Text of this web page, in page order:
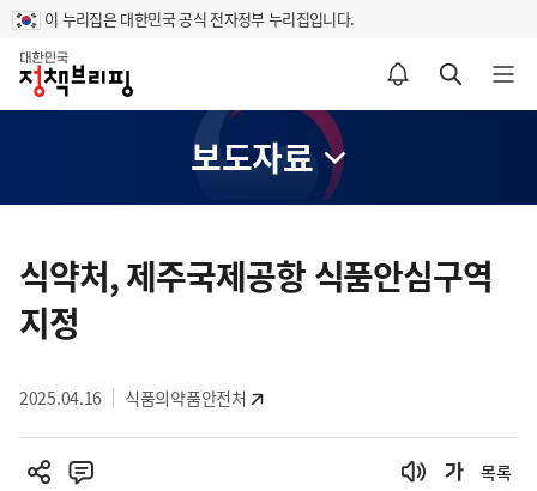
이 누리집은 대한민국 공식 전자정부 누리집입니다.
홈
알림설정 바로가기 검색 바로가기 메뉴 열기
보도자료
츠
영
식약처, 제주국제공항 식품안심구역
지정
2025.04.16 식품의약품안전처
목록